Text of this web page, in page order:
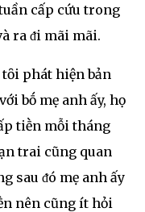
cấp cứu trong
ra ᵭi mãi mãi.
phát hiện bản
bṓ mẹ anh ấy, họ
tiḕn mỗi tháng
trai cũng quan
sau ᵭó mẹ anh ấy
nên cũng ít hỏi